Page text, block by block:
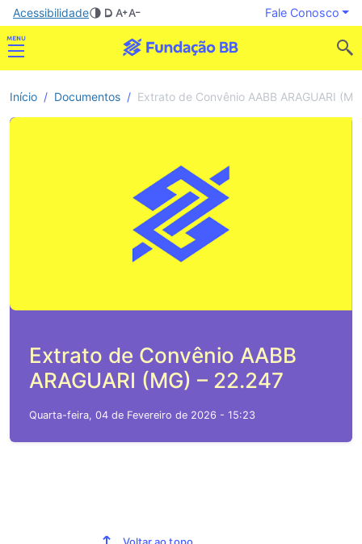
Acessibilidade Fale Conosco
Início Documentos Extrato de Convênio AABB ARAGUARI
Extrato de Convênio AABB
ARAGUARI (MG) – 22.247
Quarta-feira, 04 de Fevereiro de 2026 - 15:23